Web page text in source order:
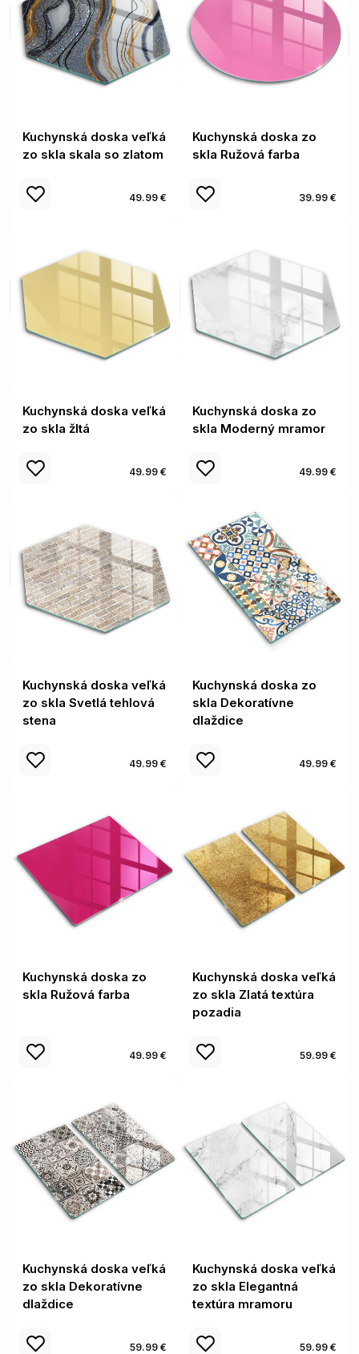
Kuchynská doska veľká
zo skla skala so zlatom
49.99 €
Kuchynská doska zo
skla Ružová farba
39.99 €
Kuchynská doska veľká
zo skla žltá
49.99 €
Kuchynská doska zo
skla Moderný mramor
49.99 €
Kuchynská doska veľká
zo skla Svetlá tehlová
stena
49.99 €
Kuchynská doska zo
skla Dekoratívne
dlaždice
49.99 €
Kuchynská doska zo
skla Ružová farba
49.99 €
Kuchynská doska veľká
zo skla Zlatá textúra
pozadia
59.99 €
Kuchynská doska veľká
zo skla Dekoratívne
dlaždice
59.99 €
Kuchynská doska veľká
zo skla Elegantná
textúra mramoru
59.99 €